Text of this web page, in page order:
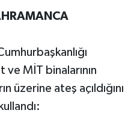
MİT binalarının
üzerine ateş açıldığını